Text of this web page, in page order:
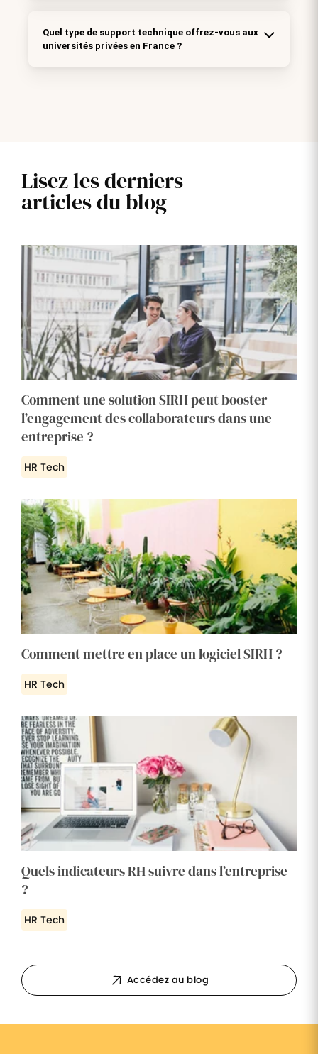
Quel type de support technique offrez-vous aux
universités privées en France ?
Lisez les derniers
articles du blog
Comment une solution SIRH peut booster
l’engagement des collaborateurs dans une
entreprise ?
HR Tech
Comment mettre en place un logiciel SIRH ?
HR Tech
Quels indicateurs RH suivre dans l’entreprise
?
HR Tech
Accédez au blog